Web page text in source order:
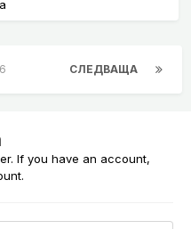
СЛЕДВАЩА
If you have an account,